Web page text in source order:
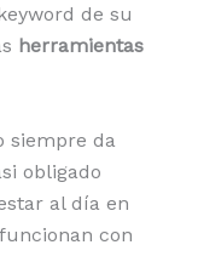
de su
herramientas
siempre da
obligado
al día en
con